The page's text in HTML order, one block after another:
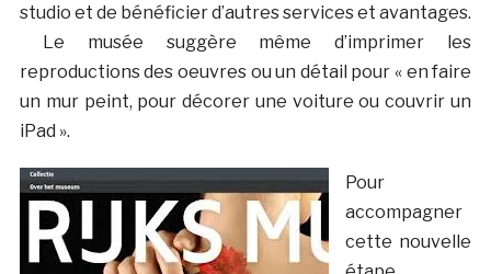
studio et de bénéficier d’autres services et avantages.
Le musée suggère même d’imprimer les
reproductions des oeuvres ou un détail pour « en faire
un mur peint, pour décorer une voiture ou couvrir un
iPad ».
Pour
accompagner
cette nouvelle